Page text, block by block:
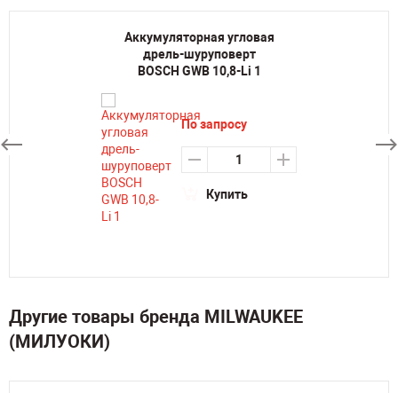
Аккумуляторная угловая
дрель-шуруповерт
BOSCH GWB 10,8-Li 1
По запросу
Купить
Другие товары бренда MILWAUKEE
(МИЛУОКИ)